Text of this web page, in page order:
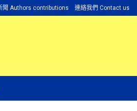
聞 Authors contributions 連絡我們 Contact us